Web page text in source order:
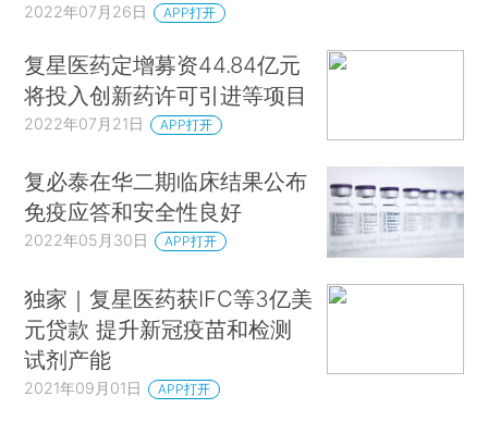
2022年07月26日 APP打开
复星医药定增募资44.84亿元
将投入创新药许可引进等项目
2022年07月21日 APP打开
复必泰在华二期临床结果公布
免疫应答和安全性良好
2022年05月30日 APP打开
独家｜复星医药获IFC等3亿美
元贷款 提升新冠疫苗和检测
试剂产能
2021年09月01日 APP打开